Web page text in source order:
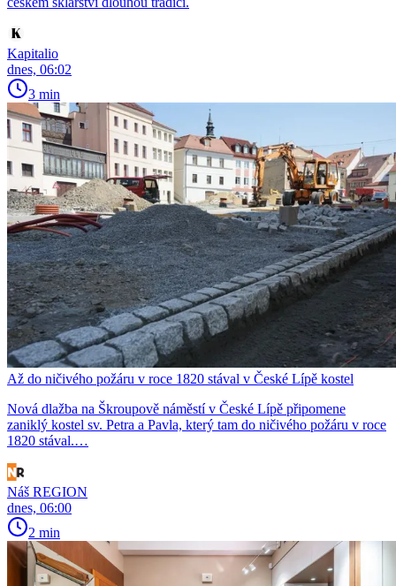
Kapitalio
dnes, 06:02
3 min
Až do ničivého požáru v roce 1820 stával v České Lípě kostel
Nová dlažba na Škroupově náměstí v České Lípě připomene
zaniklý kostel sv. Petra a Pavla, který tam do ničivého požáru v roce
1820 stával.…
Náš REGION
dnes, 06:00
2 min